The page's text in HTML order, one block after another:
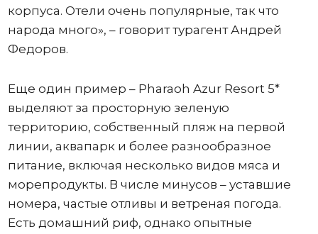
корпуса. Отели очень популярные, так что
народа много», – говорит турагент Андрей
Федоров.
Еще один пример – Pharaoh Azur Resort 5*
выделяют за просторную зеленую
территорию, собственный пляж на первой
линии, аквапарк и более разнообразное
питание, включая несколько видов мяса и
морепродукты. В числе минусов – уставшие
номера, частые отливы и ветреная погода.
Есть домашний риф, однако опытные